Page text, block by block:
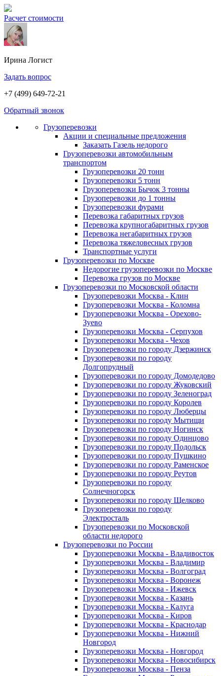
Расчет стоимости
Ирина Логист
Задать вопрос
+7 (499) 649-72-21
Обратный звонок
Грузоперевозки
Акции и специальные предложения
Заказать Газель недорого
Грузоперевозки автомобильным
транспортом
Грузоперевозки 20 тонн
Грузоперевозки 5 тонн
Грузоперевозки Бычок 3 тонны
Грузоперевозки до 1 тонны
Грузоперевозки фурами
Перевозка габаритных грузов
Перевозка крупногабаритных грузов
Перевозка негабаритных грузов
Перевозка тяжеловесных грузов
Транспортные услуги
Грузоперевозки по Москве
Недорогие грузоперевозки по Москве
Перевозка грузов по Москве
Грузоперевозки по Московской области
Грузоперевозки Москва - Клин
Грузоперевозки Москва - Коломна
Грузоперевозки Москва - Орехово-
Зуево
Грузоперевозки Москва - Серпухов
Грузоперевозки Москва - Чехов
Грузоперевозки по городу Дзержинск
Грузоперевозки по городу
Долгопрудный
Грузоперевозки по городу Домодедово
Грузоперевозки по городу Жуковский
Грузоперевозки по городу Зеленоград
Грузоперевозки по городу Королев
Грузоперевозки по городу Люберцы
Грузоперевозки по городу Мытищи
Грузоперевозки по городу Ногинск
Грузоперевозки по городу Одинцово
Грузоперевозки по городу Подольск
Грузоперевозки по городу Пушкино
Грузоперевозки по городу Раменское
Грузоперевозки по городу Реутов
Грузоперевозки по городу
Солнечногорск
Грузоперевозки по городу Щелково
Грузоперевозки по городу
Электросталь
Грузоперевозки по Московской
области недорого
Грузоперевозки по России
Грузоперевозки Москва - Владивосток
Грузоперевозки Москва - Владимир
Грузоперевозки Москва - Волгоград
Грузоперевозки Москва - Воронеж
Грузоперевозки Москва - Ижевск
Грузоперевозки Москва - Казань
Грузоперевозки Москва - Калуга
Грузоперевозки Москва - Киров
Грузоперевозки Москва - Краснодар
Грузоперевозки Москва - Нижний
Новгород
Грузоперевозки Москва - Новгород
Грузоперевозки Москва - Новосибирск
Грузоперевозки Москва - Пенза